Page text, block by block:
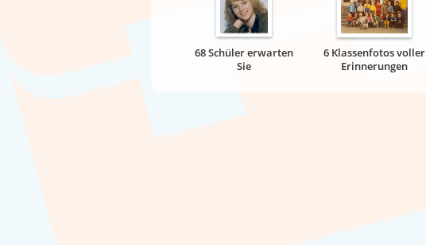
68 Schüler erwarten
Sie
6 Klassenfotos voller
Erinnerungen